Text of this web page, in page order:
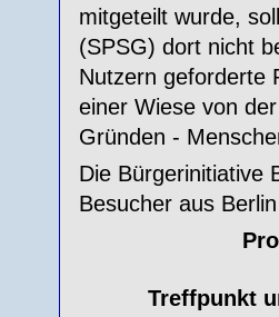
mitgeteilt wurde,
(SPSG) dort nicht
Nutzern geforderte
einer Wiese von
Gründen -
Die Bürgerinitiative
Besucher aus
Treffpunkt